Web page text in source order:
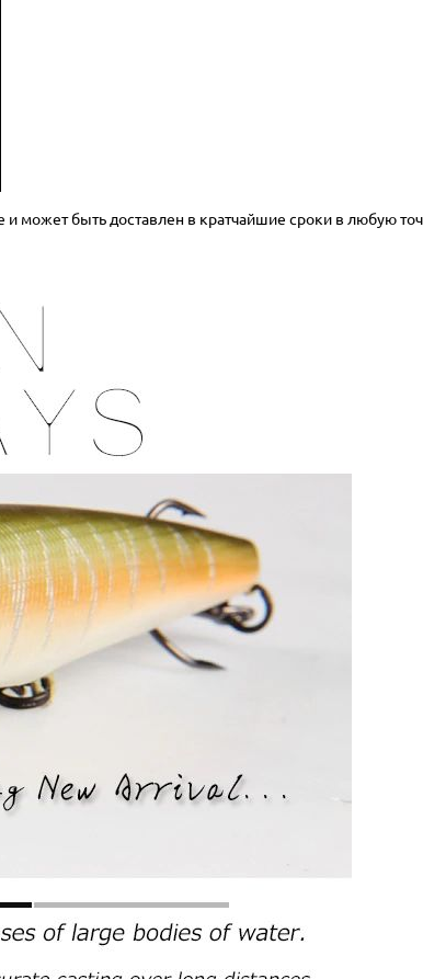
может быть доставлен в кратчайшие сроки в любую